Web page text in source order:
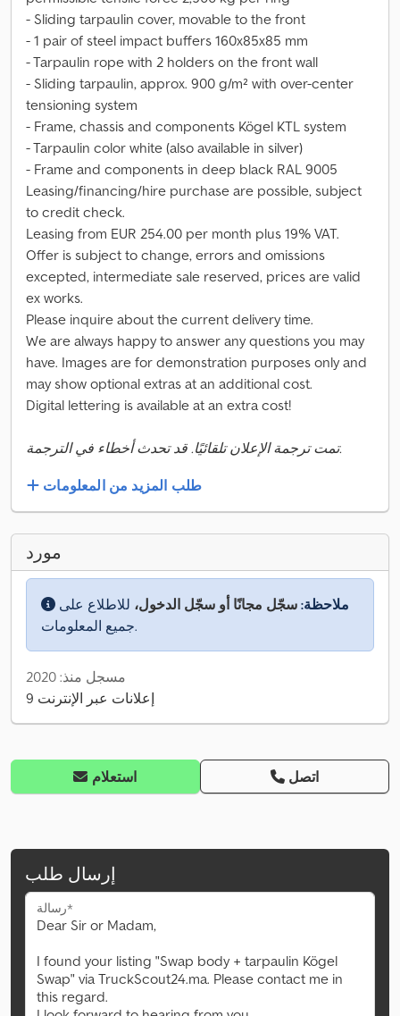
- Sliding tarpaulin cover, movable to the front
- 1 pair of steel impact buffers 160x85x85 mm
- Tarpaulin rope with 2 holders on the front wall
- Sliding tarpaulin, approx. 900 g/m² with over-center
tensioning system
- Frame, chassis and components Kögel KTL system
- Tarpaulin color white (also available in silver)
- Frame and components in deep black RAL 9005
Leasing/financing/hire purchase are possible, subject
to credit check.
Leasing from EUR 254.00 per month plus 19% VAT.
Offer is subject to change, errors and omissions
excepted, intermediate sale reserved, prices are valid
ex works.
Please inquire about the current delivery time.
We are always happy to answer any questions you may
have. Images are for demonstration purposes only and
may show optional extras at an additional cost.
Digital lettering is available at an extra cost!
تمت ترجمة الإعلان تلقائيًا. قد تحدث أخطاء في الترجمة.
طلب المزيد من المعلومات
مورد
ملاحظة: سجّل مجانًا أو سجّل الدخول، للاطلاع على
جميع المعلومات.
مسجل منذ: 2020
9 إعلانات عبر الإنترنت
استعلام اتصل
إرسال طلب
رسالة*